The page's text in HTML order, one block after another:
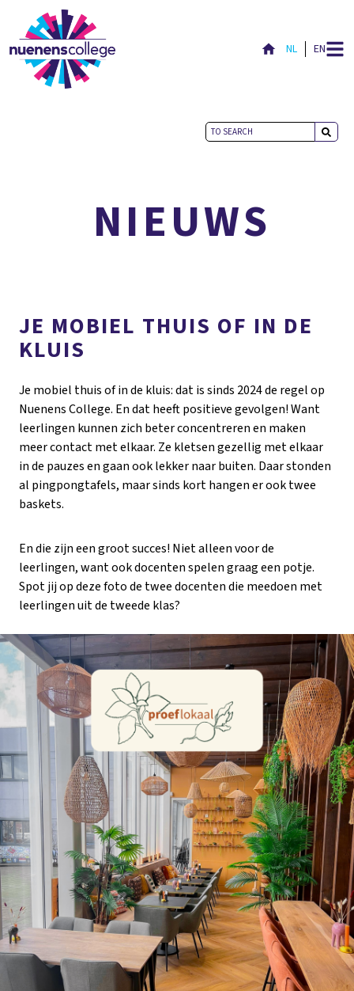
NL EN
ACTUEEL
NIEUWS
JE MOBIEL THUIS OF IN DE
KLUIS
Je mobiel thuis of in de kluis: dat is sinds 2024 de regel op
Nuenens College. En dat heeft positieve gevolgen! Want
leerlingen kunnen zich beter concentreren en maken
meer contact met elkaar. Ze kletsen gezellig met elkaar
in de pauzes en gaan ook lekker naar buiten. Daar stonden
al pingpongtafels, maar sinds kort hangen er ook twee
baskets.
En die zijn een groot succes! Niet alleen voor de
leerlingen, want ook docenten spelen graag een potje.
Spot jij op deze foto de twee docenten die meedoen met
leerlingen uit de tweede klas?